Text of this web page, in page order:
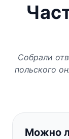
Собрали
польского
Можно